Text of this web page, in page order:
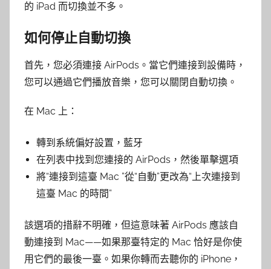
的 iPad 而切換並不多。
如何停止自動切換
首先，您必須連接 AirPods。當它們連接到設備時，
您可以通過它們播放音樂，您可以關閉自動切換。
在 Mac 上：
轉到系統偏好設置，藍牙
在列表中找到您連接的 AirPods，然後單擊選項
將“連接到這臺 Mac ”從“自動”更改為“上次連接到
這臺 Mac 的時間”
該選項的措辭不明確，但這意味著 AirPods 應該自
動連接到 Mac——如果那臺特定的 Mac 恰好是你使
用它們的最後一臺。如果你轉而去聽你的 iPhone，